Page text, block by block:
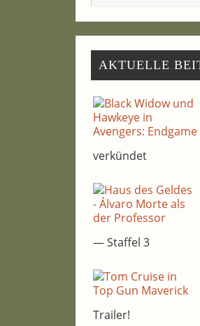
AKTU­EL­LE
verkündet
— Staf­fel 3
Trailer!